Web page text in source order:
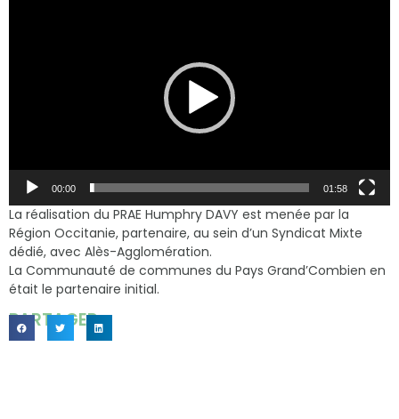
00:00 01:58
La réalisation du PRAE Humphry DAVY est menée par la
Région Occitanie, partenaire, au sein d’un Syndicat Mixte
dédié, avec Alès-Agglomération.
La Communauté de communes du Pays Grand’Combien en
était le partenaire initial.
PARTAGER...